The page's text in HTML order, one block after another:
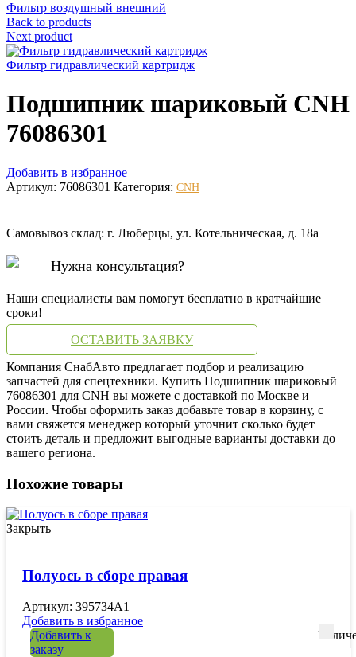
Фильтр воздушный внешний
Back to products
Next product
Фильтр гидравлический картридж
Подшипник шариковый CNH
76086301
Добавить в избранное
Артикул: 76086301 Категория: CNH
Самовывоз склад: г. Люберцы, ул. Котельническая, д. 18а
Нужна консультация?
Наши специалисты вам помогут бесплатно в кратчайшие
сроки!
ОСТАВИТЬ ЗАЯВКУ
Компания СнабАвто предлагает подбор и реализацию
запчастей для спецтехники. Купить Подшипник шариковый
76086301 для CNH вы можете с доставкой по Москве и
России. Чтобы оформить заказ добавьте товар в корзину, с
вами свяжется менеджер который уточнит сколько будет
стоить деталь и предложит выгодные варианты доставки до
вашего региона.
Похожие товары
Закрыть
Полуось в сборе правая
Артикул: 395734A1
Добавить в избранное
Добавить к
заказу